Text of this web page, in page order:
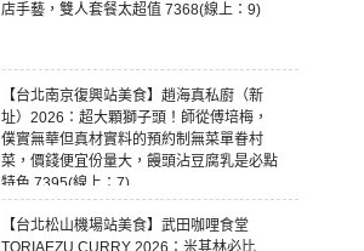
店手藝，雙人套餐太超值 7368(線上：9)
【台北南京復興站美食】趙海真私廚（新
址）2026：超大顆獅子頭！師從傅培梅，
僕實無華但真材實料的預約制無菜單眷村
菜，價錢便宜份量大，饅頭沾豆腐乳是必點
特色 7395(線上：7)
【台北松山機場站美食】武田咖哩食堂
TORIAEZU CURRY 2026：米其林必比